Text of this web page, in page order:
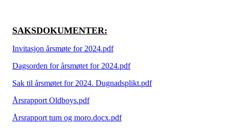
SAKSDOKUMENTER:
Invitasjon årsmøte for 2024.pdf
Dagsorden for årsmøtet for 2024.pdf
Sak til årsmøtet for 2024. Dugnadsplikt.pdf
Årsrapport Oldboys.pdf
Årsrapport turn og moro.docx.pdf